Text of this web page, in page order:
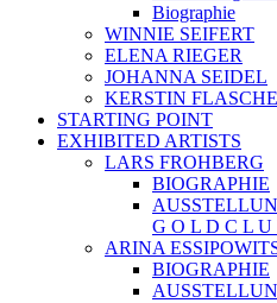
Biographie
WINNIE SEIFERT
ELENA RIEGER
JOHANNA SEIDEL
KERSTIN FLASCHE
STARTING POINT
EXHIBITED ARTISTS
LARS FROHBERG
BIOGRAPHIE
G O L D C L U
ARINA
BIOGRAPHIE